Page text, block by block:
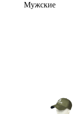
Мужские